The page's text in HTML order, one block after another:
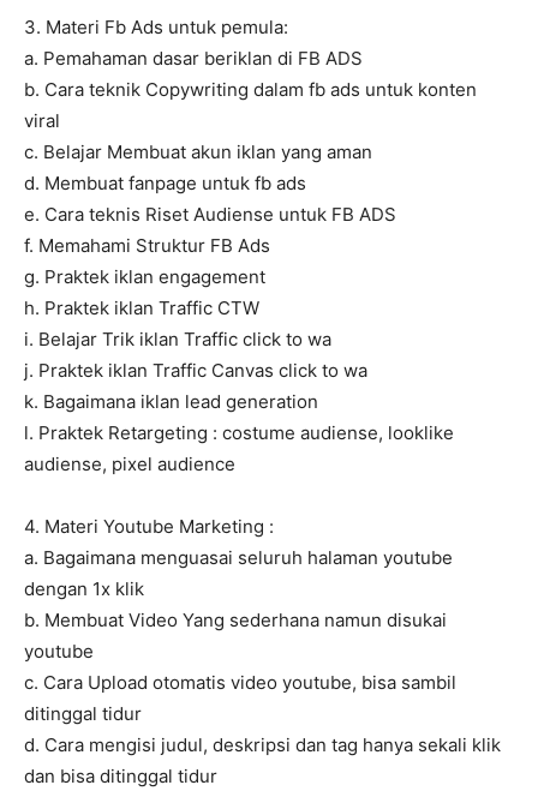
3. Materi Fb Ads untuk pemula:
a. Pemahaman dasar beriklan di FB ADS
b. Cara teknik Copywriting dalam fb ads untuk konten
viral
c. Belajar Membuat akun iklan yang aman
d. Membuat fanpage untuk fb ads
e. Cara teknis Riset Audiense untuk FB ADS
f. Memahami Struktur FB Ads
g. Praktek iklan engagement
h. Praktek iklan Traffic CTW
i. Belajar Trik iklan Traffic click to wa
j. Praktek iklan Traffic Canvas click to wa
k. Bagaimana iklan lead generation
l. Praktek Retargeting : costume audiense, looklike
audiense, pixel audience
4. Materi Youtube Marketing :
a. Bagaimana menguasai seluruh halaman youtube
dengan 1x klik
b. Membuat Video Yang sederhana namun disukai
youtube
c. Cara Upload otomatis video youtube, bisa sambil
ditinggal tidur
d. Cara mengisi judul, deskripsi dan tag hanya sekali klik
dan bisa ditinggal tidur